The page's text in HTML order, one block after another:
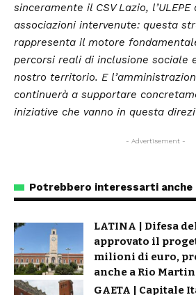
sinceramente il CSV Lazio,
associazioni intervenute: questa
rappresenta il motore
percorsi reali di inclusione sociale
nostro territorio. E
continuerà a supportare
iniziative che vanno in questa
- Advertisement -
Potrebbero interessarti anche
LATINA | Difesa
approvato il
milioni di euro,
anche a Rio
GAETA | Capitale